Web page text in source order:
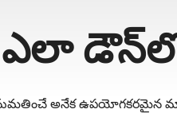
ఎలా
అనేక ఉపయోగకరమైన